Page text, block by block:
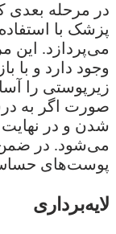
در مرحله بعدی
پزشک با
می‌پردازد. این
وجود دارد و با
زیرپوستی را
صورت اگر به
شدن و در
می‌شود. در ضمن
پوست‌های
لایه‌برداری